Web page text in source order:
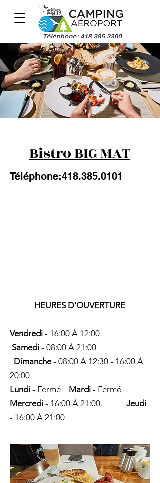
Bistro BIG MAT
Téléphone:418.385.0101
HEURES D'OUVERTURE
Vendredi - 16:00 À 12:00
Samedi - 08:00 À 21:00
Dimanche- 08:00 À 12:30 - 16:00 À
20:00
Lundi - Fermé Mardi - Fermé
Mercredi - 16:00 À 21:00. Jeudi
- 16:00 À 21:00